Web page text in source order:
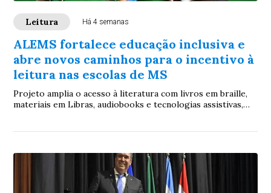
Leitura Há 4 semanas
ALEMS fortalece educação inclusiva e
abre novos caminhos para o incentivo à
leitura nas escolas de MS
Projeto amplia o acesso à literatura com livros em braille,
materiais em Libras, audiobooks e tecnologias assistivas,